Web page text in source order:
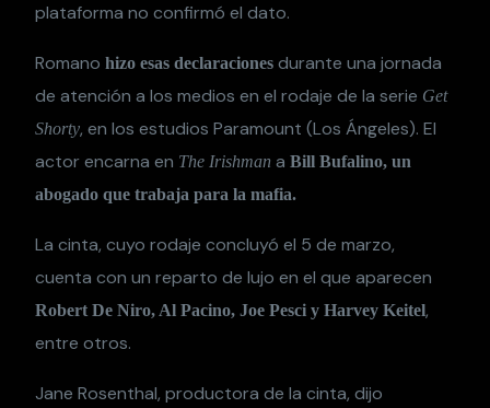
plataforma no confirmó el dato.
Romanohizo esas declaraciones durante una jornada
de atención a los medios en el rodaje de la serie Get
Shorty, en los estudios Paramount (Los Ángeles). El
actor encarna en The Irishman aBill Bufalino, un
abogado que trabaja para la mafia.
La cinta, cuyo rodaje concluyó el 5 de marzo,
cuenta con un reparto de lujo en el que aparecen
Robert De Niro, Al Pacino, Joe Pesci y Harvey Keitel,
entre otros.
Jane Rosenthal, productora de la cinta, dijo